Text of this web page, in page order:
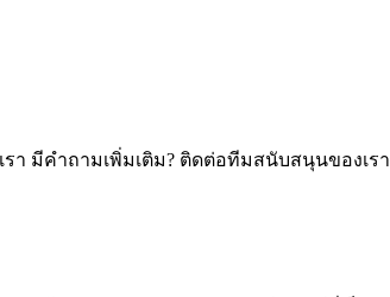
รา มีคำถามเพิ่มเติม? ติดต่อทีมสนับสนุนของเรา